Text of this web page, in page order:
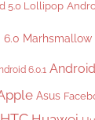
5.0 Lollipop
6.0 Marhsmallow
6.0.1
Asus